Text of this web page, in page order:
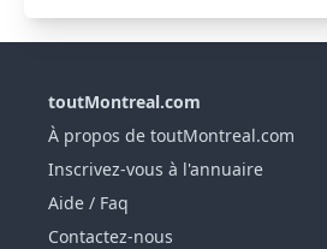
toutMontreal.com
À propos de toutMontreal.com
Inscrivez-vous à l'annuaire
Aide / Faq
Contactez-nous